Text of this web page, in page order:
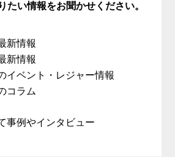
たい情報をお聞かせください。
新情報
新情報
イベント・レジャー情報
コラム
事例やインタビュー